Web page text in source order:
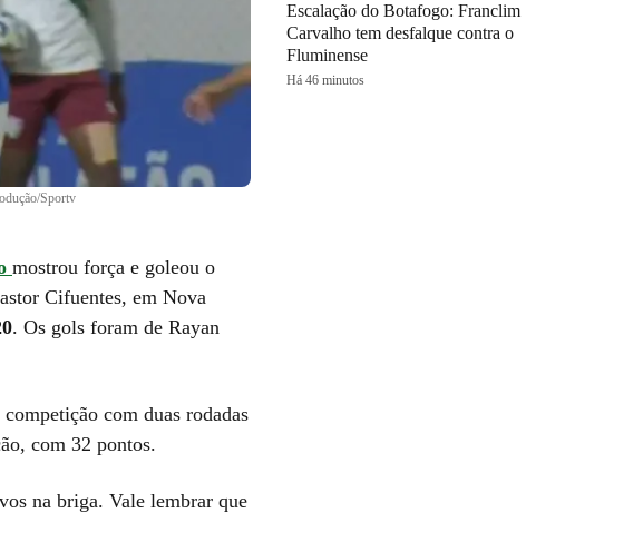
Sportv
mostrou força e goleou o
Cifuentes, em Nova
. Os gols foram de Rayan
com duas rodadas
com 32 pontos.
na briga. Vale lembrar que
Escalação do Botafogo: Franclim
Carvalho tem desfalque contra o
Fluminense
Há 46 minutos